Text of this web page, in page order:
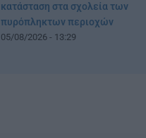
κατάσταση στα σχολεία των
πυρόπληκτων περιοχών
05/08/2026 - 13:29